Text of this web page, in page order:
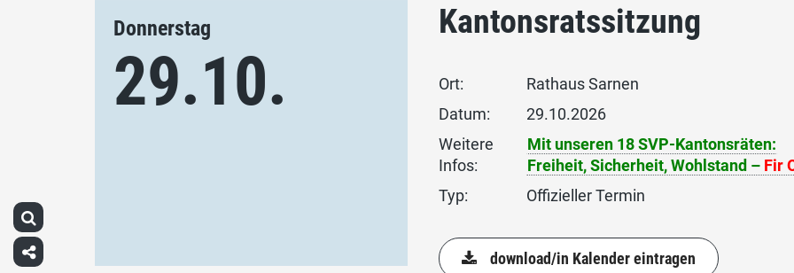
Donnerstag
29.10.
Kantonsratssitzung
Ort:
Rathaus Sarnen
Datum:
29.10.2026
Weitere
Infos:
Mit unseren 18 SVP-Kantonsräten:
Freiheit, Sicherheit, Wohlstand – Fir
Typ:
Offizieller Termin
download/in Kalender eintragen